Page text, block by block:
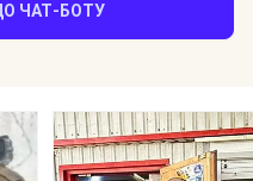
ЧАТ-БОТУ